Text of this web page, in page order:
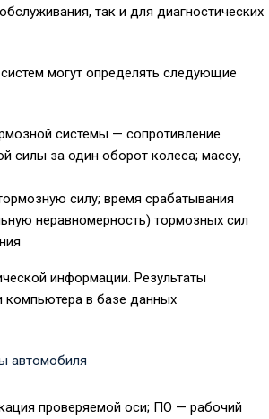
так и для диагностических
могут определять следующие
системы — сопротивление
силы за один оборот колеса; массу,
силу; время срабатывания
неравномерность) тормозных сил
информации. Результаты
компьютера в базе данных
проверяемой оси; ПО — рабочий